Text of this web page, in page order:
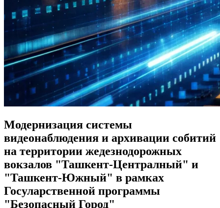
Модернизация системы
видеонаблюдения и архивации собитий
на территории жедезнодорожных
вокзалов "Ташкент-Централный" и
"Ташкент-Южный" в рамках
Госуларственной программы
"Безопасный Город"